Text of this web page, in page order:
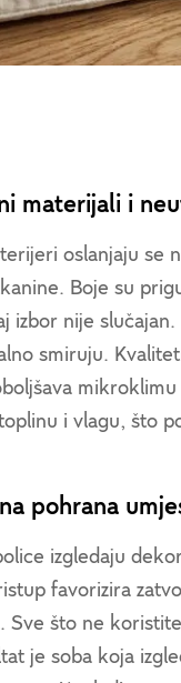
materijali i
oslanjaju se
Boje su
izbor nije
smiruju.
mikroklimu
i vlagu, što
pohrana
izgledaju
favorizira
Sve što ne
je soba koja